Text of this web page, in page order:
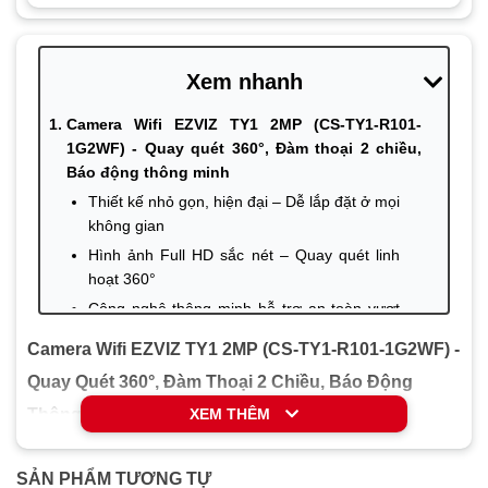
802.11n , tần số 2.4GHz
– Hỗ trợ wifi + cài đặt wifi thông minh với
phần mềm EZVIZ – quá trình cài đặt chỉ
Nguồn điện
DC 5V
Kích thước
88 × 88 × 119 mm
Trọng lượng
259g
Xem nhanh
Camera Wifi EZVIZ TY1 2MP (CS-TY1-R101-
1G2WF) - Quay quét 360°, Đàm thoại 2 chiều,
Báo động thông minh
Thiết kế nhỏ gọn, hiện đại – Dễ lắp đặt ở mọi
không gian
Hình ảnh Full HD sắc nét – Quay quét linh
hoạt 360°
Công nghệ thông minh hỗ trợ an toàn vượt
Tính năng đàm thoại hai chiều & chế độ
riêng tư
Bảng so sánh EZVIZ TY1 2MP với IMOU
IPC-C22EP-A và IPC-A32EP-L
Lý do bạn nên chọn Camera Wifi EZVIZ TY1
Camera Wifi EZVIZ TY1 2MP (CS-TY1-R101-1G2WF) -
Quay Quét 360°, Đàm Thoại 2 Chiều, Báo Động
Thông Minh
Trong thế giới số hiện đại, một chiếccamera wifi quay
quét giá rẻnhưng tích hợp đủ tính năng thông minh
XEM THÊM
SẢN PHẨM TƯƠNG TỰ